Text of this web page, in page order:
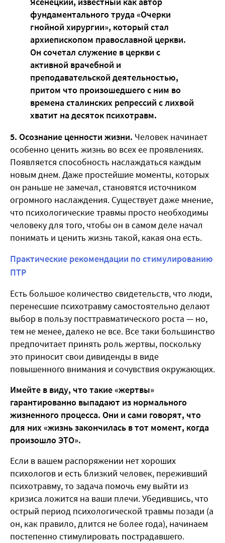
фундаментального труда «Очерки
гнойной хирургии», который стал
архиепископом православной церкви.
Он сочетал служение в церкви с
активной врачебной и
преподавательской деятельностью,
притом что произошедшего с ним во
времена сталинских репрессий с лихвой
хватит на десяток психотравм.
5. Осознание ценности жизни. Человек начинает
особенно ценить жизнь во всех ее проявлениях.
Появляется способность наслаждаться каждым
новым днем. Даже простейшие моменты, которых
он раньше не замечал, становятся источником
огромного наслаждения. Существует даже мнение,
что психологические травмы просто необходимы
человеку для того, чтобы он в самом деле начал
понимать и ценить жизнь такой, какая она есть.
Практические рекомендации по стимулированию
ПТР
Есть большое количество свидетельств, что люди,
перенесшие психотравму самостоятельно делают
выбор в пользу посттравматического роста — но,
тем не менее, далеко не все. Все таки большинство
предпочитает принять роль жертвы, поскольку
это приносит свои дивиденды в виде
повышенного внимания и сочувствия окружающих.
Имейте в виду, что такие «жертвы»
гарантированно выпадают из нормального
жизненного процесса. Они и сами говорят, что
для них «жизнь закончилась в тот момент, когда
произошло ЭТО».
Если в вашем распоряжении нет хороших
психологов и есть близкий человек, переживший
психотравму, то задача помочь ему выйти из
кризиса ложится на ваши плечи. Убедившись, что
острый период психологической травмы позади (а
он, как правило, длится не более года), начинаем
постепенно стимулировать пострадавшего.